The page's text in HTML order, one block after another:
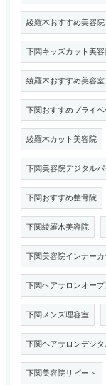
綾羅木おすすめ美容院
下関キッズカット美
綾羅木おすすめ美容室
下関おすすめプライ
綾羅木カット美容院
下関美容院デジタルパ
下関おすすめ整骨院
下関綾羅木美容院
下関美容院インナーカ
下関ヘアサロンオープ
下関メンズ理容室
下関ヘアサロンデジ
下関美容院リピート